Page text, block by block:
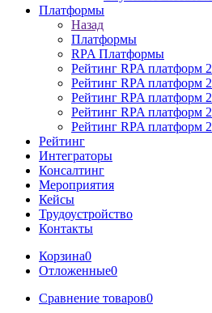
Платформы
Назад
Платформы
RPA Платформы
Рейтинг RPA платформ
Рейтинг RPA платформ
Рейтинг RPA платформ
Рейтинг RPA платформ
Рейтинг RPA платформ
Рейтинг
Интеграторы
Консалтинг
Mероприятия
Кейсы
Трудоустройство
Контакты
Корзина0
Отложенные0
Сравнение товаров0